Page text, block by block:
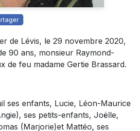
de Lévis, le 29 novembre 2020,
90 ans, monsieur Raymond-
de feu madame Gertie Brassard.
ses enfants, Lucie, Léon-Maurice
ses petits-enfants, Joëlle,
(Marjorie)et Mattéo, ses